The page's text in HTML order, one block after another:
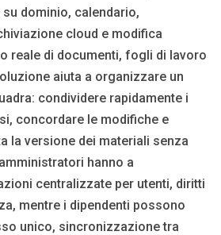
dominio, calendario,
cloud e modifica
reale di documenti, fogli di lavoro
aiuta a organizzare un
condividere rapidamente i
concordare le modifiche e
la versione dei materiali senza
hanno a
centralizzate per utenti, diritti
mentre i dipendenti possono
unico, sincronizzazione tra